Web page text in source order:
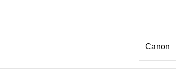
Canon